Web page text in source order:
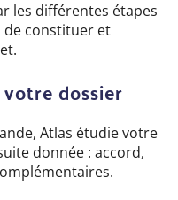
les différentes étapes
de constituer et
dossier
Atlas étudie votre
donnée : accord,